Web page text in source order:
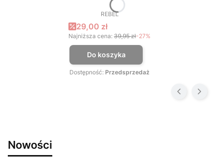
PRODUCENT
REBEL
Cena promocyjna
29,00 zł
Najniższa cena: 39,95 zł-27%
Do koszyka
Dostępność: Przedsprzedaż
Nowości